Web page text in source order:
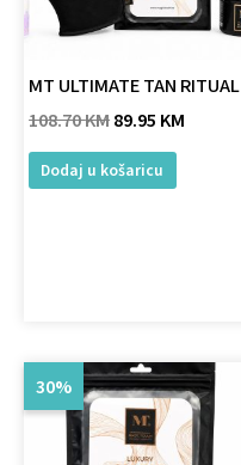
MT ULTIMATE TAN RITUAL
108.70KM89.95 KM
Dodaj u košaricu
30%
Original
price
was:
26.79 KM.
Current
price
is:
18.75 KM.